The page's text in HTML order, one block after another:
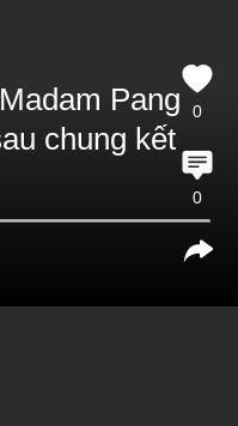
Pang
chung kết
0
0